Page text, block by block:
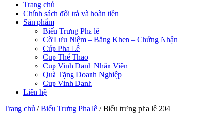
Trang chủ
Chính sách đổi trả và hoàn tiền
Sản phẩm
Biểu Trưng Pha lê
Cờ Lưu Niệm – Bằng Khen – Chứng Nhận
Cúp Pha Lê
Cup Thể Thao
Cup Vinh Danh Nhân Viên
Quà Tặng Doanh Nghiệp
Cup Vinh Danh
Liên hệ
Trang chủ /Biểu Trưng Pha lê /Biểu trưng pha lê 204